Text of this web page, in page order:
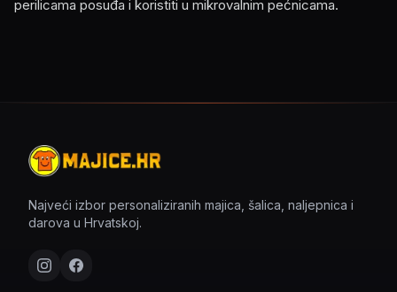
perilicama posuđa i koristiti u mikrovalnim pećnicama.
Najveći izbor personaliziranih majica, šalica, naljepnica i
darova u Hrvatskoj.